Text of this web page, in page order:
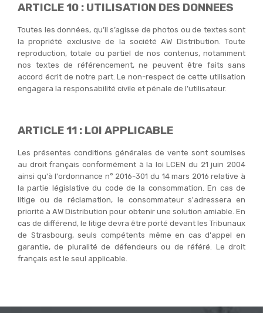
ARTICLE 10 : UTILISATION DES DONNEES
Toutes les données, qu’il s’agisse de photos ou de textes sont
la propriété exclusive de la société AW Distribution. Toute
reproduction, totale ou partiel de nos contenus, notamment
nos textes de référencement, ne peuvent être faits sans
accord écrit de notre part. Le non-respect de cette utilisation
engagera la responsabilité civile et pénale de l’utilisateur.
ARTICLE 11 : LOI APPLICABLE
Les présentes conditions générales de vente sont soumises
au droit français conformément à la loi LCEN du 21 juin 2004
ainsi qu'à l'ordonnance n° 2016-301 du 14 mars 2016 relative à
la partie législative du code de la consommation. En cas de
litige ou de réclamation, le consommateur s'adressera en
priorité à AW Distribution pour obtenir une solution amiable. En
cas de différend, le litige devra être porté devant les Tribunaux
de Strasbourg, seuls compétents même en cas d'appel en
garantie, de pluralité de défendeurs ou de référé. Le droit
français est le seul applicable.